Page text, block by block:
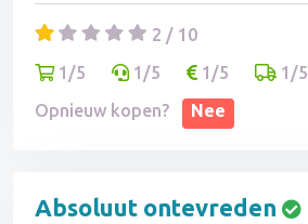
2 / 10
1/5
1/5 1/5
1/5
Opnieuw kopen?
Nee
Absoluut ontevreden